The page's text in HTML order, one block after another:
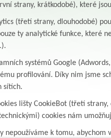
zamřelý v OLU Albertinum u
Doklad zdravotního pojištění
zdravotní pojišťovně (pokud
listse vystavuje na matrice
K vydání úmrtního listu
příbuzným nahlásit
důchodové částky, pokud je
strany, krátkodobé), které
(třetí strany, dlouhodobé)
ty analytické funkce, které
systémů Google
profilování. Díky nim jsme
sítích.
lišty CookieBot (třetí
cookies nám
nepoužíváme k tomu,